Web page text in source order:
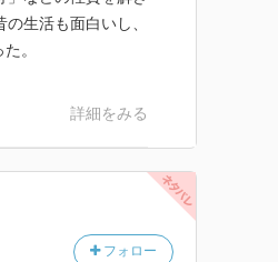
生活も面白いし、
。
詳細をみる
フォロー